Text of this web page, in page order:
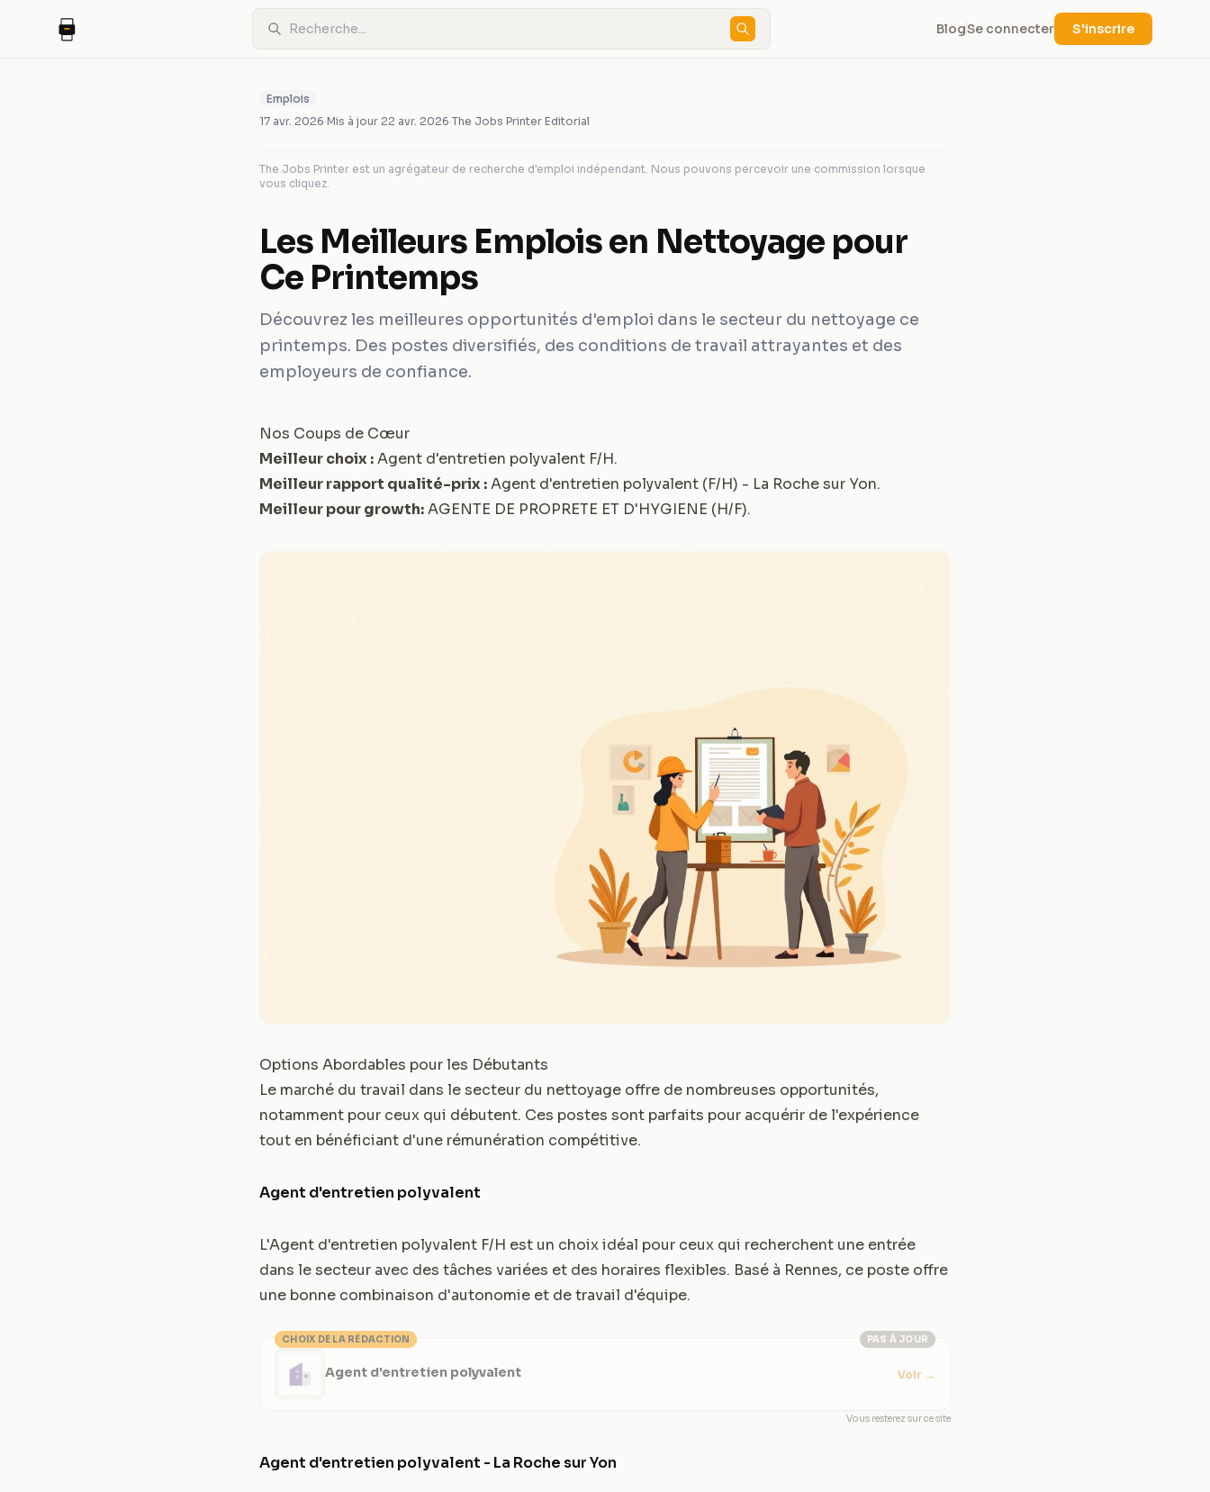
BlogSe connecter S'inscrire
Emplois
17 avr. 2026·Mis à jour 22 avr. 2026·The Jobs Printer Editorial
The Jobs Printer est un agrégateur de recherche d'emploi indépendant. Nous pouvons percevoir une commission lorsque
vous cliquez.
Les Meilleurs Emplois en Nettoyage pour
Ce Printemps
Découvrez les meilleures opportunités d'emploi dans le secteur du nettoyage ce
printemps. Des postes diversifiés, des conditions de travail attrayantes et des
employeurs de confiance.
Nos Coups de Cœur
Meilleur choix :Agent d'entretien polyvalent F/H.
Meilleur rapport qualité-prix :Agent d'entretien polyvalent (F/H) - La Roche sur Yon.
Meilleur pour growth:AGENTE DE PROPRETE ET D'HYGIENE (H/F).
Options Abordables pour les Débutants
Le marché du travail dans le secteur du nettoyage offre de nombreuses opportunités,
notamment pour ceux qui débutent. Ces postes sont parfaits pour acquérir de l'expérience
tout en bénéficiant d'une rémunération compétitive.
Agent d'entretien polyvalent
L'Agent d'entretien polyvalent F/H est un choix idéal pour ceux qui recherchent une entrée
dans le secteur avec des tâches variées et des horaires flexibles. Basé à Rennes, ce poste offre
une bonne combinaison d'autonomie et de travail d'équipe.
PAS À JOUR
CHOIX DE LA RÉDACTION
Agent d'entretien polyvalent Voir →
Vous resterez sur ce site
Agent d'entretien polyvalent - La Roche sur Yon